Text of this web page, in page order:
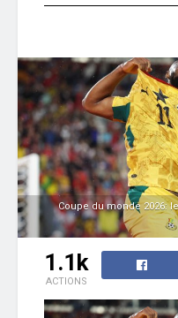
Coupe du monde 2026:
1.1k
ACTIONS